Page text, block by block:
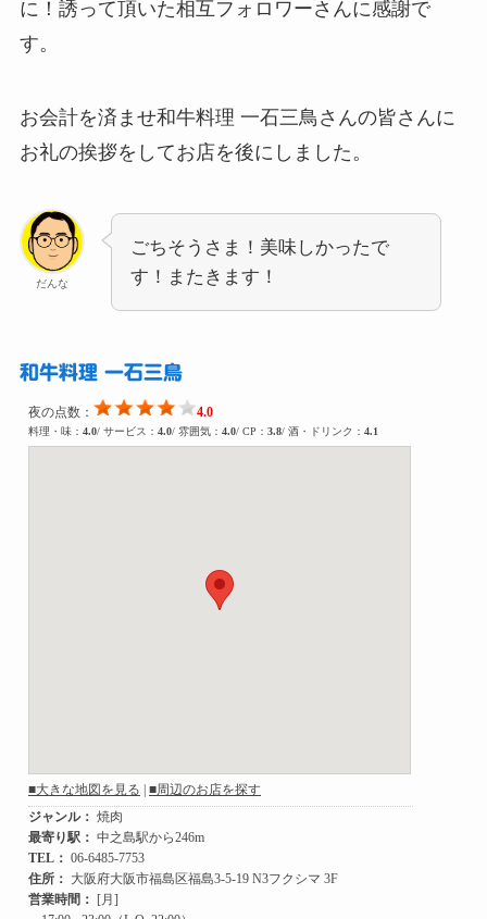
に！誘って頂いた相互フォロワーさんに感謝で
す。
お会計を済ませ和牛料理 一石三鳥さんの皆さんに
お礼の挨拶をしてお店を後にしました。
だんな
ごちそうさま！美味しかったで
す！またきます！
和牛料理 一石三鳥